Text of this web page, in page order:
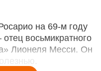
на 69-м году
восьмикратного
Лионеля Месси. Он